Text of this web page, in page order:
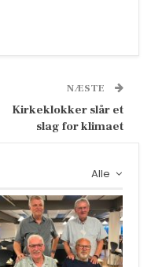
NÆSTE
Kirkeklokker slår et
slag for klimaet
Alle